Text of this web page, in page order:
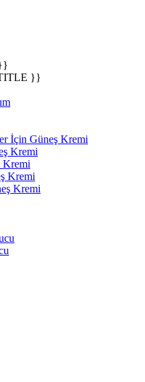
}}
İçin Güneş Kremi
Kremi
Kremi
Kremi
Kremi